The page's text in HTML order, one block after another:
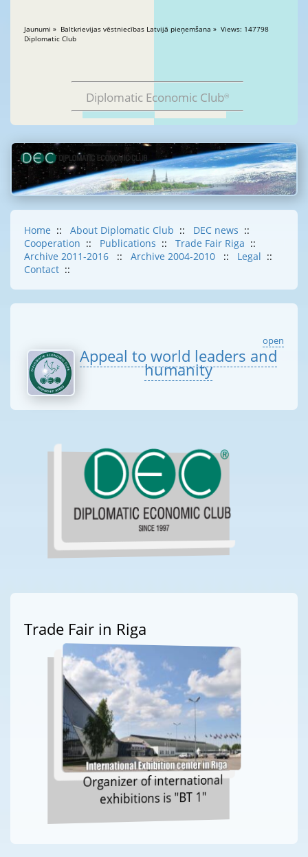
Jaunumi » Baltkrievijas vēstniecības Latvijā pieņemšana » Views: 147798
Diplomatic Club
Diplomatic Economic Club®
Home :: About Diplomatic Club :: DEC news ::
Cooperation :: Publications :: Trade Fair Riga ::
Archive 2011-2016
:: Archive 2004-2010 :: Legal ::
Contact ::
open
Appeal to world leaders and
humanity
Trade Fair in Riga
Organizer of international
exhibitions is "BT 1"